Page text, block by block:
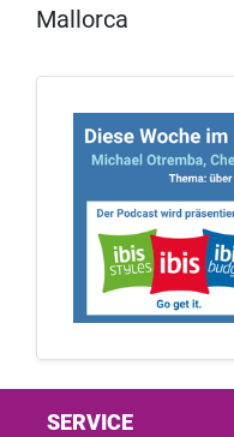
Mallorca
SERVICE